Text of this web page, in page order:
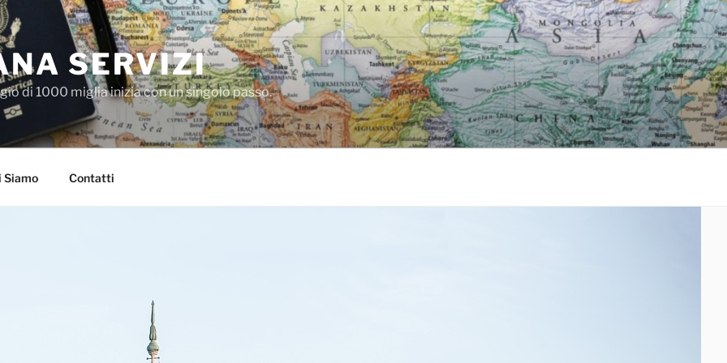
SERVIZI
di 1000 miglia inizia con un singolo passo.
Siamo Contatti